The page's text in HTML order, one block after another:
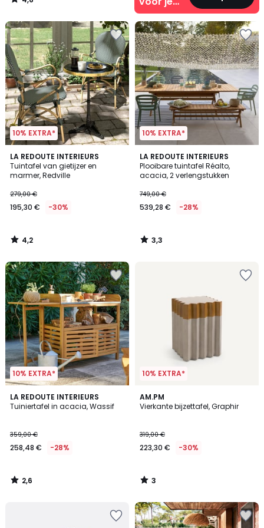
/
interieur
10% EXTRA*
LA REDOUTE INTERIEURS
Tuintafel van gietijzer en
marmer, Redville
279,00 €
195,30 € -30%
4,2
/ 5
4,2
/
10% EXTRA*
LA REDOUTE INTERIEURS
Plooibare tuintafel Réalto,
acacia, 2 verlengstukken
749,00 €
539,28 € -28%
3,3
/ 5
3,3
/
10% EXTRA*
LA REDOUTE INTERIEURS
Tuiniertafel in acacia, Wassif
359,00 €
258,48 € -28%
2,6
/ 5
2,6
/
10% EXTRA*
AM.PM
Vierkante bijzettafel, Graphir
319,00 €
223,30 € -30%
3
/
3
/